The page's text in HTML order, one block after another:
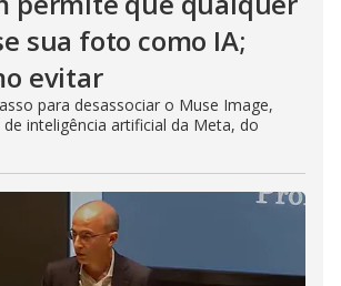
sua foto como IA;
evitar
para desassociar o Muse Image,
inteligência artificial da Meta, do